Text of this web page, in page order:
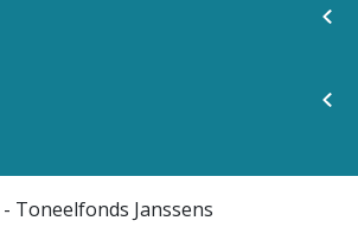
Toneelfonds Janssens